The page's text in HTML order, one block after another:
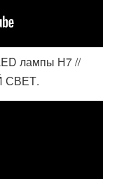
лампы Н7 //
СВЕТ.